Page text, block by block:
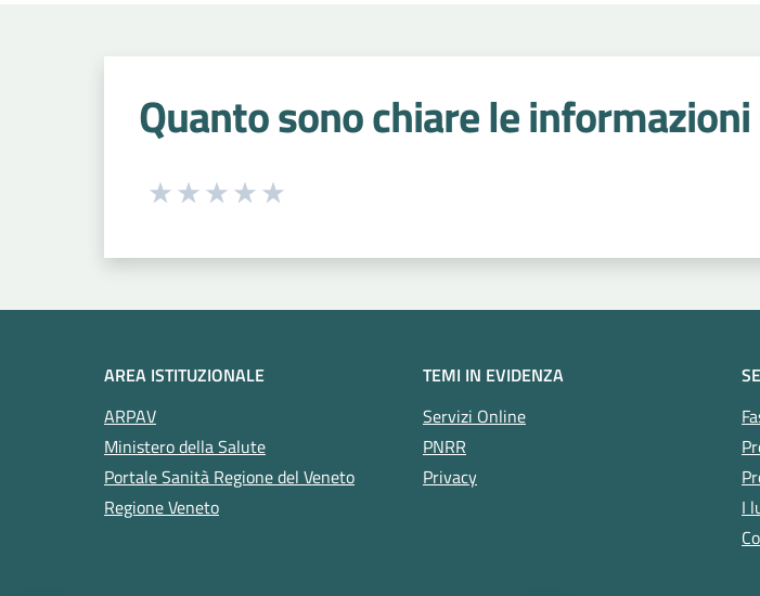
Quanto sono chiare le
Seleziona una valutazione da 1 a 5 stelle
AREA ISTITUZIONALE
ARPAV
Ministero della Salute
Portale Sanità Regione del Veneto
Regione Veneto
TEMI IN EVIDENZA
Servizi Online
PNRR
Privacy
I